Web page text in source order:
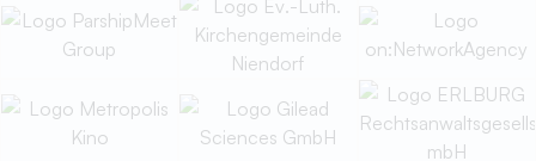
oute?
Wie wäre es also, wenn lgbtiq+Personen ein angstfreies
der Akzeptanz des
Gegenübers sicher sein können? Hierfür bedarf es nur
eines einfachen Schrittes: Derproaktiven Signalisierung